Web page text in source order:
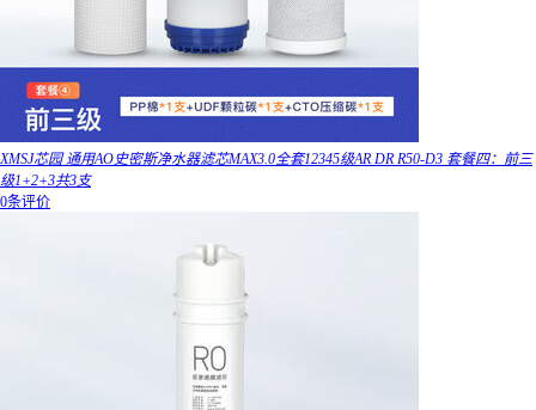
XMSJ芯园 通用AO史密斯净水器滤芯MAX3.0全套12345级AR DR R50-D3 套餐四：前三
级1+2+3共3支
0条评价